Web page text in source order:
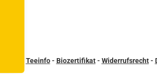
Teeinfo- Biozertifikat- Widerrufsrecht-